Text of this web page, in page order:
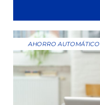
AHORRO AUTOMÁTICO